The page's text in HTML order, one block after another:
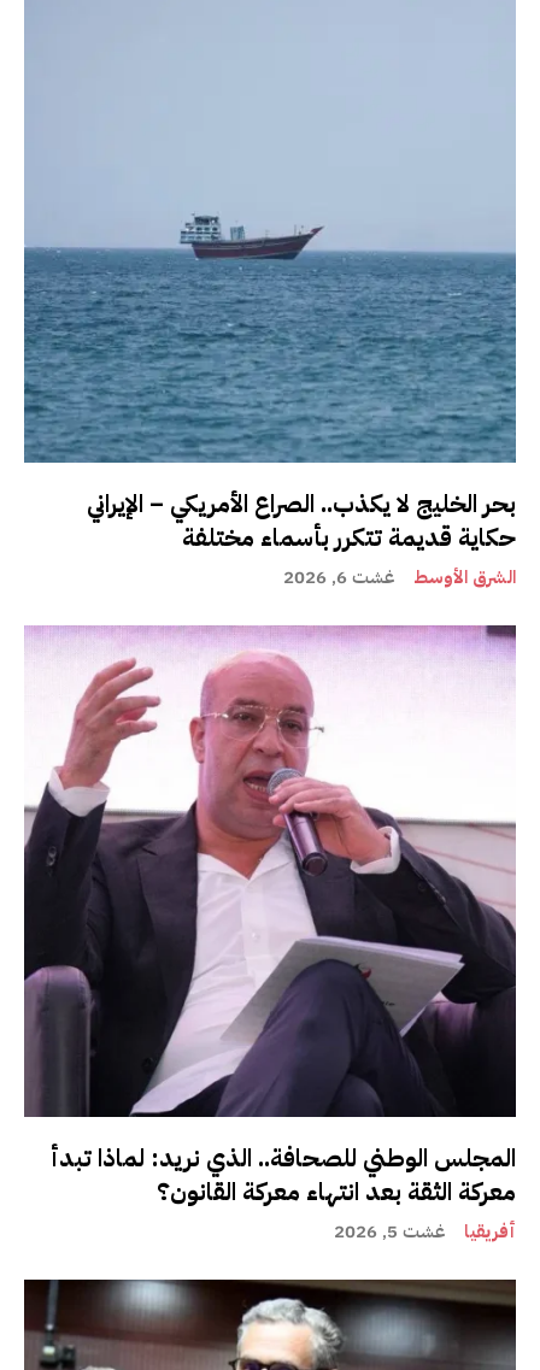
بحر الخليج لا يكذب.. الصراع الأمريكي – الإيراني
حكاية قديمة تتكرر بأسماء مختلفة
الشرق الأوسط غشت 6, 2026
المجلس الوطني للصحافة.. الذي نريد: لماذا تبدأ
معركة الثقة بعد انتهاء معركة القانون؟
أفريقيا غشت 5, 2026